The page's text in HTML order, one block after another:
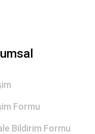
Formu
Bildirim Formu